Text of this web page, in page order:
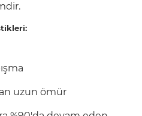
uzun ömür